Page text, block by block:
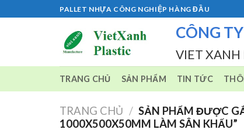
to
PALLET NHỰA CÔNG NGHIỆP HÀNG ĐẦU
CÔNG
VIET
TRANG CHỦ SẢN PHẨM TIN TỨC
TRANG CHỦ / SẢN PHẨM ĐƯỢC
1000X500X50MM LÀM SÂN KHẤU”